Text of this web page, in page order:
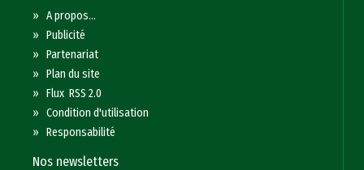
»A propos...
»Publicité
»Partenariat
»Plan du site
»Flux RSS 2.0
»Condition d'utilisation
»Responsabilité
Nos newsletters